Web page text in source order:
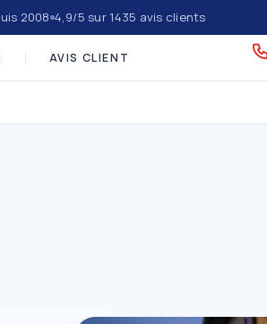
2008 4,9/5 sur 1435 avis clients
AVIS CLIENT